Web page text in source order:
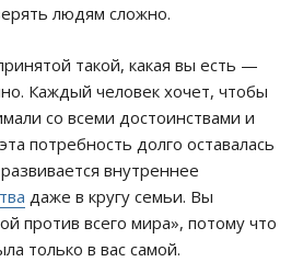
людям сложно.
такой, какая вы есть —
Каждый человек хочет, чтобы
со всеми достоинствами и
потребность долго оставалась
внутреннее
даже в кругу семьи. Вы
против всего мира», потому что
только в вас самой.